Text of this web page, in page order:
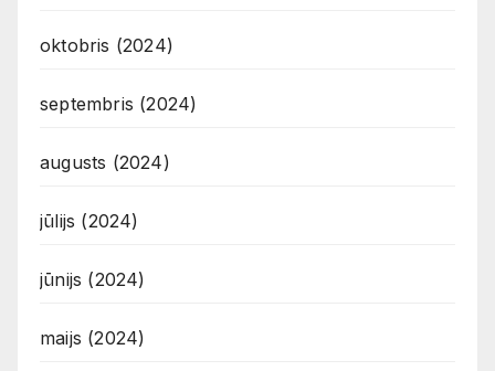
oktobris (2024)
septembris (2024)
augusts (2024)
jūlijs (2024)
jūnijs (2024)
maijs (2024)